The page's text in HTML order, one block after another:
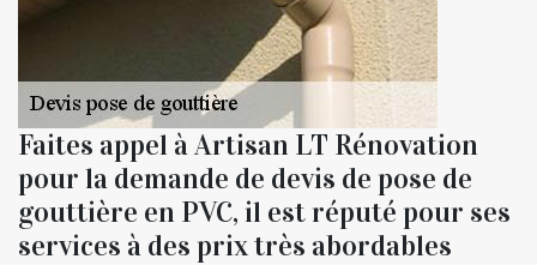
Faites appel à Artisan LT Rénovation
pour la demande de devis de pose de
gouttière en PVC, il est réputé pour ses
services à des prix très abordables